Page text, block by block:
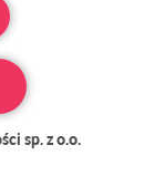
sp. z o.o.